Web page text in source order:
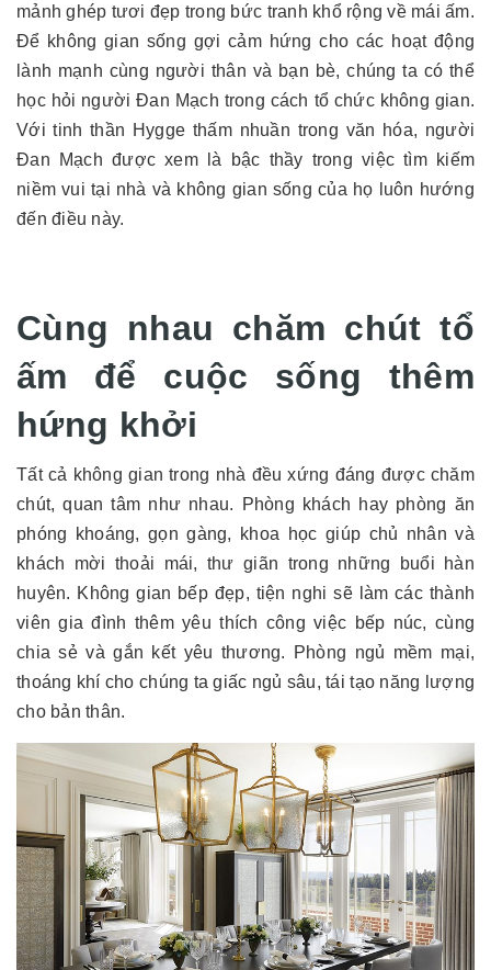
mảnh ghép tươi đẹp trong bức tranh khổ rộng về mái ấm.
Để không gian sống gợi cảm hứng cho các hoạt động
lành mạnh cùng người thân và bạn bè, chúng ta có thể
học hỏi người Đan Mạch trong cách tổ chức không gian.
Với tinh thần Hygge thấm nhuần trong văn hóa, người
Đan Mạch được xem là bậc thầy trong việc tìm kiếm
niềm vui tại nhà và không gian sống của họ luôn hướng
đến điều này.
Cùng nhau chăm chút tổ
ấm để cuộc sống thêm
hứng khởi
Tất cả không gian trong nhà đều xứng đáng được chăm
chút, quan tâm như nhau. Phòng khách hay phòng ăn
phóng khoáng, gọn gàng, khoa học giúp chủ nhân và
khách mời thoải mái, thư giãn trong những buổi hàn
huyên. Không gian bếp đẹp, tiện nghi sẽ làm các thành
viên gia đình thêm yêu thích công việc bếp núc, cùng
chia sẻ và gắn kết yêu thương. Phòng ngủ mềm mại,
thoáng khí cho chúng ta giấc ngủ sâu, tái tạo năng lượng
cho bản thân.